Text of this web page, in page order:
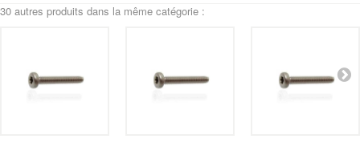
30 autres produits dans la même catégorie :